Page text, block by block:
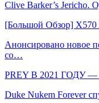
Clive Barker’s Jericho.
[Большой Обзор]
Анонсировано новое
со…
PREY В 2021 ГОДУ
Duke Nukem Forever